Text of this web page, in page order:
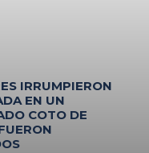
IRRUMPIERON
EN UN
COTO DE